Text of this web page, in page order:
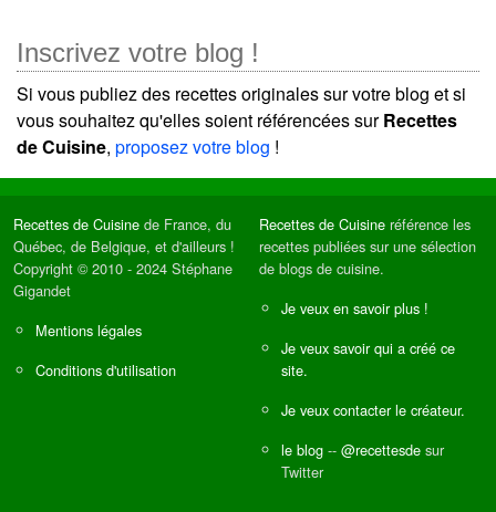
Inscrivez votre blog !
Si vous publiez des recettes originales sur votre blog et si
vous souhaitez qu'elles soient référencées surRecettes
de Cuisine, proposez votre blog !
Recettes de Cuisine de France, du
Québec, de Belgique, et d'ailleurs !
Copyright © 2010 - 2024 Stéphane
Gigandet
Mentions légales
Conditions d'utilisation
Recettes de Cuisine référence les
recettes publiées sur une sélection
de blogs de cuisine.
Je veux en savoir plus !
Je veux savoir qui a créé ce
site.
Je veux contacter le créateur.
le blog -- @recettesde sur
Twitter